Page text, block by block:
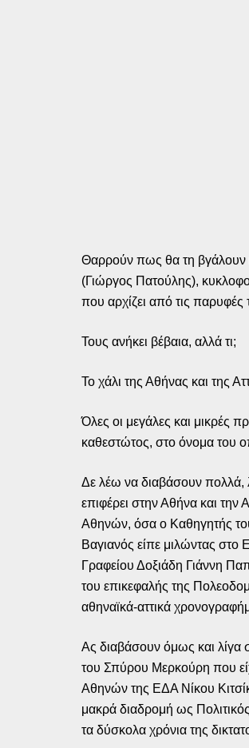
Θαρρούν πως θα τη βγάλουν
(Γιώργος Πατούλης),
που αρχίζει από τις παρυφές
Τους ανήκει βέβαια, αλλά τι;
Το χάλι της Αθήνας και της
Όλες οι μεγάλες και μικρές
καθεστώτος, στο όνομα του
Δε λέω να διαβάσουν πολλά,
επιφέρει στην Αθήνα και την
Αθηνών, όσα ο Καθηγητής
Βαγιανός είπε μιλώντας στο
Γραφείου Δοξιάδη Γιάννη
του επικεφαλής της
αθηναϊκά-αττικά
Ας διαβάσουν όμως και λίγα
του Σπύρου Μερκούρη που
Αθηνών της ΕΔΑ Νίκου
μακρά διαδρομή ως
τα δύσκολα χρόνια της